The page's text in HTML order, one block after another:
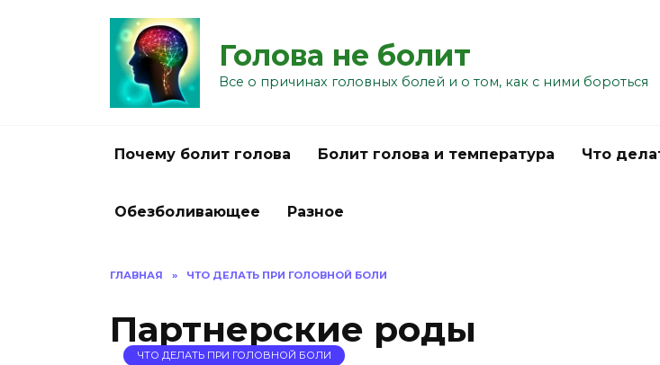
Голова не болит
Все о причинах головных болей и о том, как с ними бороться
Почему болит голова Болит голова и температура Что
Обезболивающее Разное
ГЛАВНАЯ » ЧТО ДЕЛАТЬ ПРИ ГОЛОВНОЙ БОЛИ
Партнерские роды
ЧТО ДЕЛАТЬ ПРИ ГОЛОВНОЙ БОЛИ